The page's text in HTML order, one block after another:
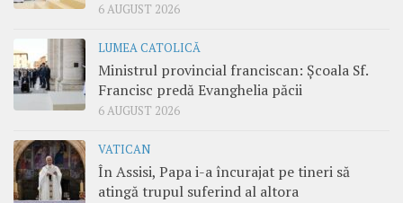
6 AUGUST 2026
LUMEA CATOLICĂ
Ministrul provincial franciscan: Școala Sf.
Francisc predă Evanghelia păcii
6 AUGUST 2026
VATICAN
În Assisi, Papa i-a încurajat pe tineri să
atingă trupul suferind al altora